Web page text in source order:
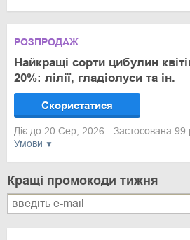
Умови
РОЗПРОДАЖ
Найкращі сорти цибулин
20%: лілії, гладіолуси та ін.
Скористатися
Діє до 20 Сер, 2026 Застосована 99
Кращі промокоди тижня